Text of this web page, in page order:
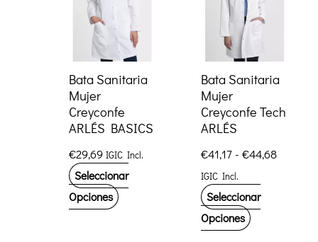
opciones
se
pueden
elegir
la
de
producto
opciones
se
pueden
elegir
la
de
producto
Bata Sanitaria
Mujer
Creyconfe
ARLÉS BASICS
€29,69 IGIC Incl.
Seleccionar
Opciones Este
Bata Sanitaria
Mujer
Creyconfe Tech
ARLÉS
€41,17 - €44,68
IGIC Incl.
Seleccionar
Opciones Este